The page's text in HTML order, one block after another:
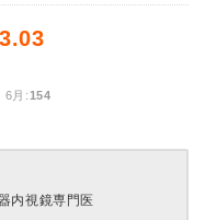
3.03
月:154
内視鏡専門医